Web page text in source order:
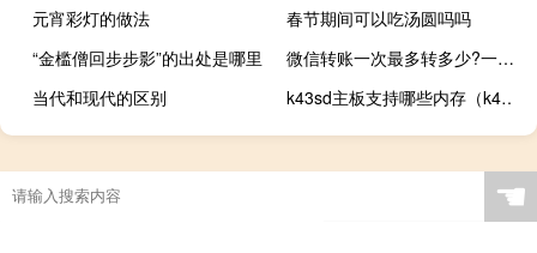
元宵彩灯的做法
春节期间可以吃汤圆吗吗
“金槛僧回步步影”的出处是哪里
微信转账一次最多转多少?一天能转几次?（微信转账一次最多转多少）
当代和现代的区别
k43sd主板支持哪些内存（k43sd）
☚